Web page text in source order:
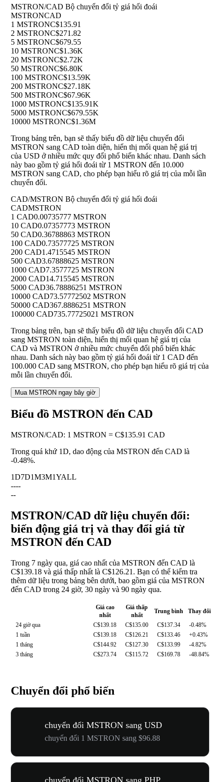
MSTRON/CAD Bộ chuyển đổi tỷ giá hối đoái
MSTRONCAD
1 MSTRONC$135.91
2 MSTRONC$271.82
5 MSTRONC$679.55
10 MSTRONC$1.36K
20 MSTRONC$2.72K
50 MSTRONC$6.80K
100 MSTRONC$13.59K
200 MSTRONC$27.18K
500 MSTRONC$67.96K
1000 MSTRONC$135.91K
5000 MSTRONC$679.55K
10000 MSTRONC$1.36M
Trong bảng trên, bạn sẽ thấy biểu đồ dữ liệu chuyển đổi
MSTRON sang CAD toàn diện, hiển thị mối quan hệ giá trị
của USD ở nhiều mức quy đổi phổ biến khác nhau. Danh sách
này bao gồm tỷ giá hối đoái từ 1 MSTRON đến 10.000
MSTRON sang CAD, cho phép bạn hiểu rõ giá trị của mỗi lần
chuyển đổi.
CAD/MSTRON Bộ chuyển đổi tỷ giá hối đoái
CADMSTRON
1 CAD0.00735777 MSTRON
10 CAD0.07357773 MSTRON
50 CAD0.36788863 MSTRON
100 CAD0.73577725 MSTRON
200 CAD1.4715545 MSTRON
500 CAD3.67888625 MSTRON
1000 CAD7.3577725 MSTRON
2000 CAD14.715545 MSTRON
5000 CAD36.78886251 MSTRON
10000 CAD73.57772502 MSTRON
50000 CAD367.8886251 MSTRON
100000 CAD735.77725021 MSTRON
Trong bảng trên, bạn sẽ thấy biểu đồ dữ liệu chuyển đổi CAD
sang MSTRON toàn diện, hiển thị mối quan hệ giá trị của
CAD và MSTRON ở nhiều mức chuyển đổi phổ biến khác
nhau. Danh sách này bao gồm tỷ giá hối đoái từ 1 CAD đến
100.000 CAD sang MSTRON, cho phép bạn hiểu rõ giá trị của
mỗi lần chuyển đổi.
Mua MSTRON ngay bây giờ
Biểu đồ MSTRON đến CAD
MSTRON/CAD: 1 MSTRON = C$135.91 CAD
Trong quá khứ 1D, dao động của MSTRON đến CAD là
-0.48%.
1D7D1M3M1YALL
----
--
MSTRON/CAD dữ liệu chuyển đổi:
biến động giá trị và thay đổi giá từ
MSTRON đến CAD
Trong 7 ngày qua, giá cao nhất của MSTRON đến CAD là
C$139.18 và giá thấp nhất là C$126.21. Bạn có thể kiểm tra
thêm dữ liệu trong bảng bên dưới, bao gồm giá của MSTRON
đến CAD trong 24 giờ, 30 ngày và 90 ngày qua.
Giá cao
nhất
Giá thấp
nhất
Trung bình
Thay đổi
24 giờ qua
C$139.18 C$135.00 C$137.34
-0.48%
1 tuần
C$139.18 C$126.21 C$133.46
+0.43%
1 tháng
C$144.92 C$127.30 C$133.99
-4.82%
3 tháng
C$273.74 C$115.72 C$169.78 -48.84%
Chuyển đổi phổ biến
chuyển đổi MSTRON sang USD
chuyển đổi 1 MSTRON sang $96.88
chuyển đổi MSTRON sang PHP